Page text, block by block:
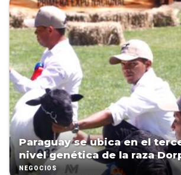
Paraguay se ubica en el
nivel genética de la raza
NEGOCIOS